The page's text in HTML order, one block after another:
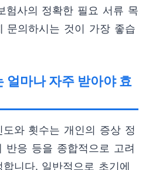
험사의 정확한 필요 서류 목
문의하시는 것이 가장 좋습
얼마나 자주 받아야 효
와 횟수는 개인의 증상 정
반응 등을 종합적으로 고려
니다. 일반적으로 초기에